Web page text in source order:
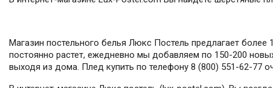
Магазин постельного белья Люкс Постель предлагает
постоянно растет, ежедневно мы добавляем по 150-200
выходя из дома. Плед купить по телефону 8 (800) 551-62-77